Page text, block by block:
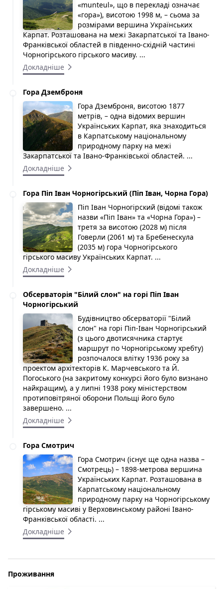
«munteul», що в перекладі означає
«гора»), висотою 1998 м, – сьома за
розмірами вершина Українських
Карпат. Розташована на межі Закарпатської та Івано-
Франківської областей в південно-східній частині
Чорногірського гірського масиву. ...
Докладніше
Гора Дземброня
Гора Дземброня, висотою 1877
метрів, – одна відомих вершин
Українських Карпат, яка знаходиться
в Карпатському національному
природному парку на межі
Закарпатської та Івано-Франківської областей. ...
Докладніше
Гора Піп Іван Чорногірський (Піп Іван, Чорна Гора)
Піп Іван Чорногірский (відомі також
назви «Піп Іван» та «Чорна Гора») –
третя за висотою (2028 м) після
Говерли (2061 м) та Бребенескула
(2035 м) гора Чорногірського
гірського масиву Українських Карпат. ...
Докладніше
Обсерваторія "Білий слон" на горі Піп Іван
Чорногірський
Будівництво обсерваторії "Білий
слон" на горі Піп-Іван Чорногірський
(з цього двотисячника стартує
маршрут по Чорногірському хребту)
розпочалося влітку 1936 року за
проектом архітекторів К. Марчевського та Й.
Погоського (на закритому конкурсі його було визнано
найкращим), а у липні 1938 року міністерством
протиповітряної оборони Польщі його було
завершено. ...
Докладніше
Гора Смотрич
Гора Смотрич (існує ще одна назва –
Смотрець) – 1898-метрова вершина
Українських Карпат. Розташована в
Карпатському національному
природному парку на Чорногірському
гірському масиві у Верховинському районі Івано-
Франківської області. ...
Докладніше
Проживання